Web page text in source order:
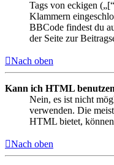
Tags von eckigen
Klammern
BBCode findest du
der Seite zur
Nach oben
Kann ich HTML
Nein, es ist nicht
verwenden. Die
HTML bietet,
Nach oben